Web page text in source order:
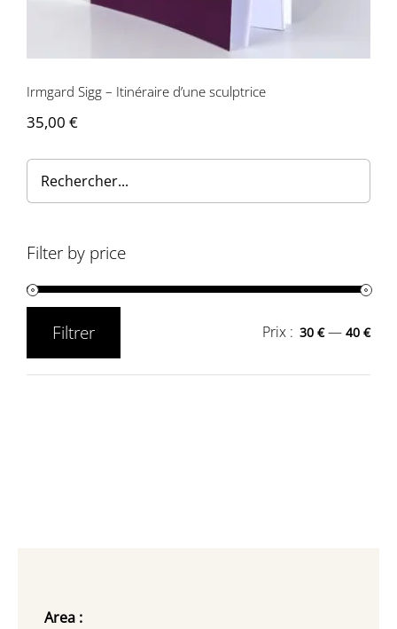
Irmgard Sigg – Itinéraire d’une sculptrice
35,00 €
Filter by price
Filtrer Prix : 30 €—40 €
Area :